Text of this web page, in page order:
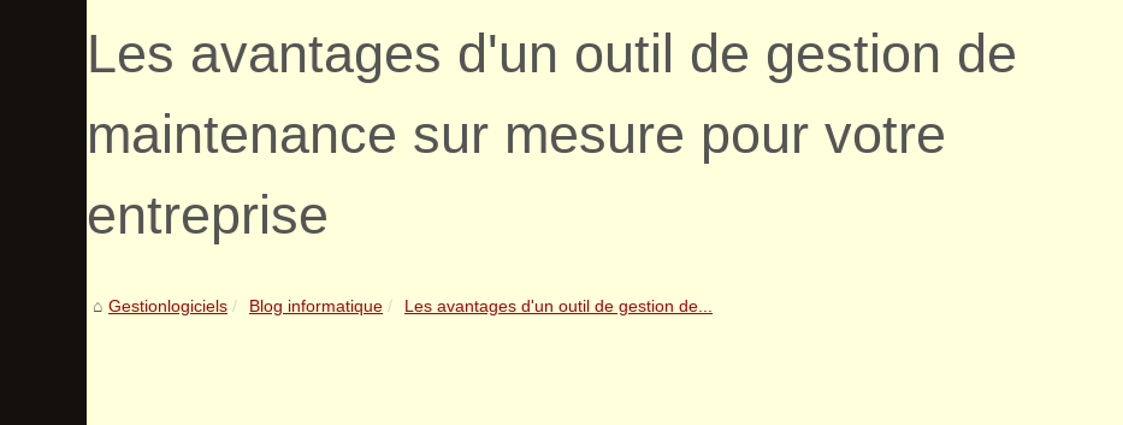
Les avantages d'un outil de gestion de
maintenance sur mesure pour votre
entreprise
Gestionlogiciels Blog informatique Les avantages d'un outil de gestion de...